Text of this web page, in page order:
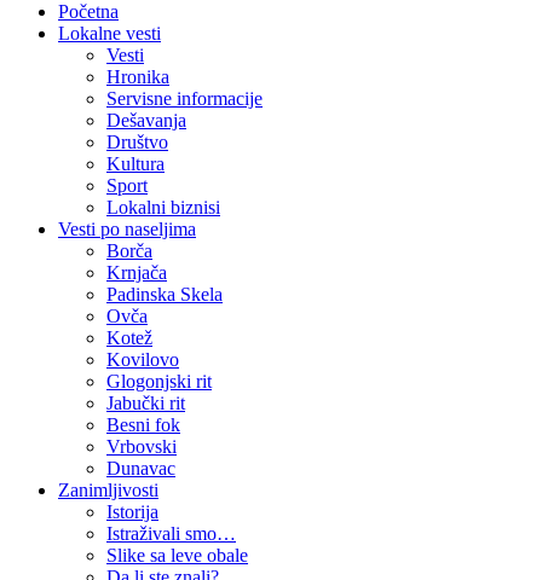
Početna
Lokalne vesti
Vesti
Hronika
Servisne informacije
Dešavanja
Društvo
Kultura
Sport
Lokalni biznisi
Vesti po naseljima
Borča
Krnjača
Padinska Skela
Ovča
Kotež
Kovilovo
Glogonjski rit
Jabučki rit
Besni fok
Vrbovski
Dunavac
Zanimljivosti
Istorija
Istraživali smo…
Slike sa leve obale